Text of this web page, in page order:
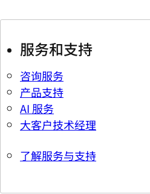
服务和支持
咨询服务
产品支持
AI 服务
大客户技术经理
了解服务与支持